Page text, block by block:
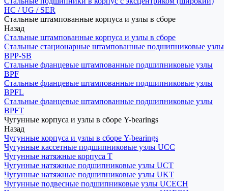
HC / UG / SER
Стальные штампованные корпуса и узлы в сборе
Назад
Стальные штампованные корпуса и узлы в сборе
Стальные стационарные штампованные подшипниковые узлы
BPP-SB
Стальные фланцевые штампованные подшипниковые узлы
BPF
Стальные фланцевые штампованные подшипниковые узлы
BPFL
Стальные фланцевые штампованные подшипниковые узлы
BPFT
Чугунные корпуса и узлы в сборе Y-bearings
Назад
Чугунные корпуса и узлы в сборе Y-bearings
Чугунные кассетные подшипниковые узлы UCC
Чугунные натяжные корпуса T
Чугунные натяжные подшипниковые узлы UCT
Чугунные натяжные подшипниковые узлы UKT
Чугунные подвесные подшипниковые узлы UCECH